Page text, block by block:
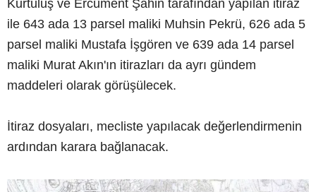
Kurtuluş ve Ercüment Şahin tarafından yapılan itiraz
ile 643 ada 13 parsel maliki Muhsin Pekrü, 626 ada 5
parsel maliki Mustafa İşgören ve 639 ada 14 parsel
maliki Murat Akın'ın itirazları da ayrı gündem
maddeleri olarak görüşülecek.
İtiraz dosyaları, mecliste yapılacak değerlendirmenin
ardından karara bağlanacak.